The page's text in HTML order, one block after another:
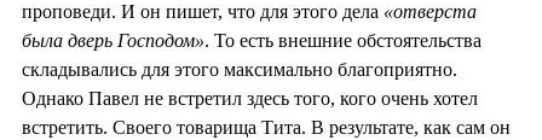
проповеди. И он пишет, что для этого дела «отверста
была дверь Господом». То есть внешние обстоятельства
складывались для этого максимально благоприятно.
Однако Павел не встретил здесь того, кого очень хотел
встретить. Своего товарища Тита. В результате, как сам он